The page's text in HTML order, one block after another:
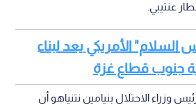
عنتيبي.
السلام" الأمريكي يعد لبناء
جنوب قطاع غزة
وزراء الاحتلال بنيامين نتنياهو أن